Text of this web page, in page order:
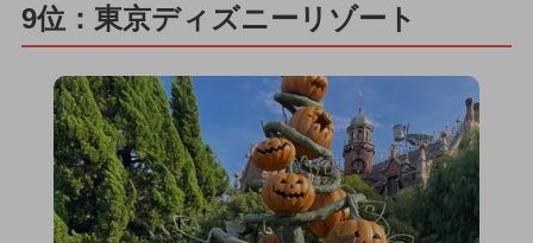
9位：東京ディズニーリゾート